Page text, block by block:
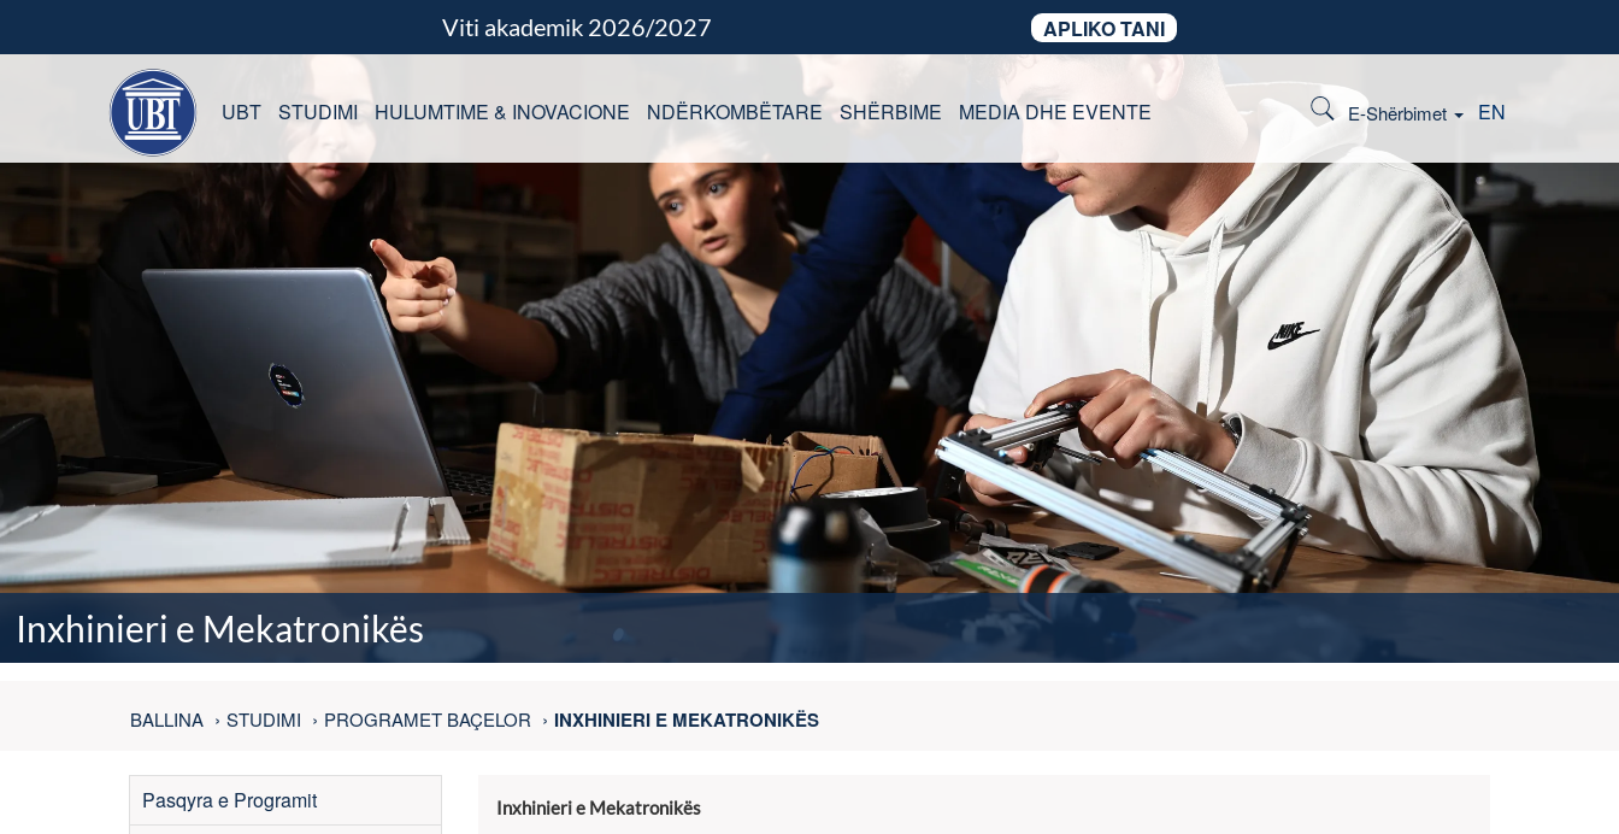
Viti akademik 2026/2027 APLIKO TANI
E-Shërbimet EN
UBT STUDIMI HULUMTIME & INOVACIONE NDËRKOMBËTARE SHËRBIME MEDIA DHE EVENTE
Inxhinieri e Mekatronikës
BALLINA STUDIMI PROGRAMET BAÇELOR INXHINIERI E MEKATRONIKËS
Pasqyra e Programit
Inxhinieri e Mekatronikës